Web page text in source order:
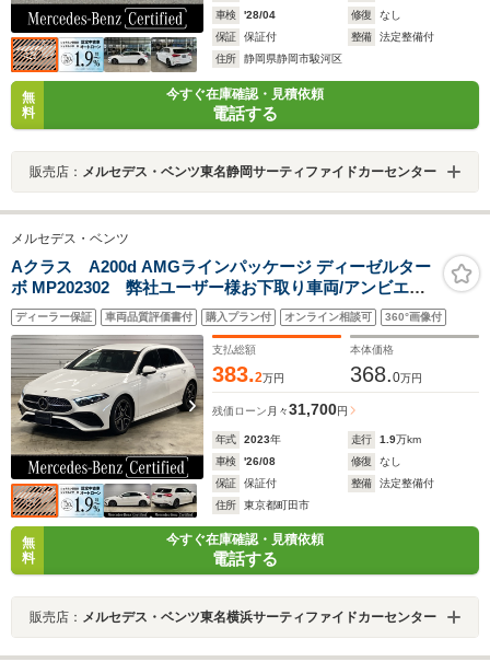
車検
'28/04 修復
なし
保証
保証付 整備
法定整備付
住所
静岡県静岡市駿河区
無
料
今すぐ在庫確認・見積依頼
電話する
販売店： メルセデス・ベンツ東名静岡サーティファイドカーセンター
メルセデス・ベンツ
Aクラス A200d AMGラインパッケージ ディーゼルター
ボ MP202302 弊社ユーザー様お下取り車両/アンビエン
トライト/シートヒーター/メモリ付きパワーシート/アップ
ルカープレイ/アンドロイドオート/シートキネティク
ス/ISOFIX対応/MBUXAR/アドバンスドサウンド/マルチビ
ームLED
ディーラー保証 車両品質評価書付 購入プラン付 オンライン相談可 360°画像付
支払総額
383.2万円
本体価格
368.0万円
残価ローン 月々31,700円
年式 2023年 走行 1.9万km
車検
'26/08 修復
なし
保証
保証付 整備
法定整備付
住所
東京都町田市
無
料
今すぐ在庫確認・見積依頼
電話する
販売店： メルセデス・ベンツ東名横浜サーティファイドカーセンター